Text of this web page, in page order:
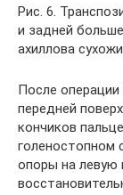
Рис. 6.
и задней
ахиллова
После операции
передней
кончиков
голеностопном
опоры на левую